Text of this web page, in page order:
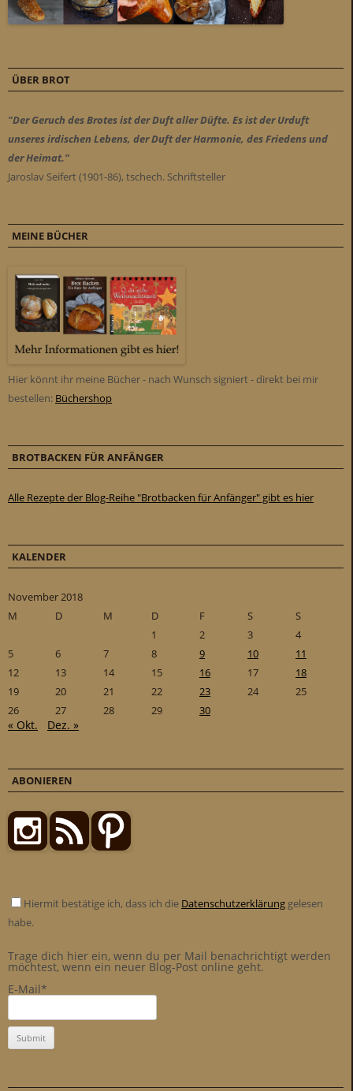
ÜBER BROT
"Der Geruch des Brotes ist der Duft aller Düfte. Es ist der Urduft
unseres irdischen Lebens, der Duft der Harmonie, des Friedens und
der Heimat."
Jaroslav Seifert (1901-86), tschech. Schriftsteller
MEINE BÜCHER
Hier könnt ihr meine Bücher - nach Wunsch signiert - direkt bei mir
bestellen: Büchershop
BROTBACKEN FÜR ANFÄNGER
Alle Rezepte der Blog-Reihe "Brotbacken für Anfänger" gibt es hier
KALENDER
November 2018
M
D M D F S
S
1
2 3
4
5
6 7 8 9 10
11
12
13 14 15 16 17
18
19
20 21 22 23 24
25
26
27 28 29 30
« Okt. Dez. »
ABONIEREN
Hiermit bestätige ich, dass ich die Datenschutzerklärung gelesen
habe.
Trage dich hier ein, wenn du per Mail benachrichtigt werden
möchtest, wenn ein neuer Blog-Post online geht.
E-Mail*